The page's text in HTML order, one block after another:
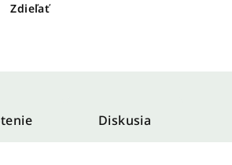
Zdieľať
Diskusia